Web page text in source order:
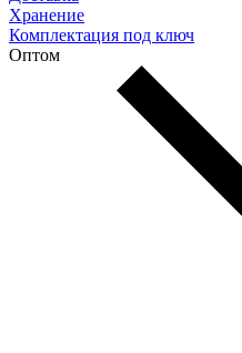
Хранение
Комплектация под ключ
Оптом